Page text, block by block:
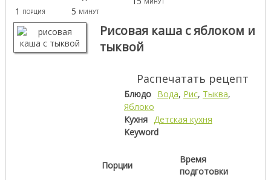
1 порция 5 минут
Рисовая каша с яблоком и
тыквой
Распечатать рецепт
Блюдо Вода, Рис, Тыква,
Яблоко
Кухня Детская кухня
Keyword
Порции
Время
подготовки